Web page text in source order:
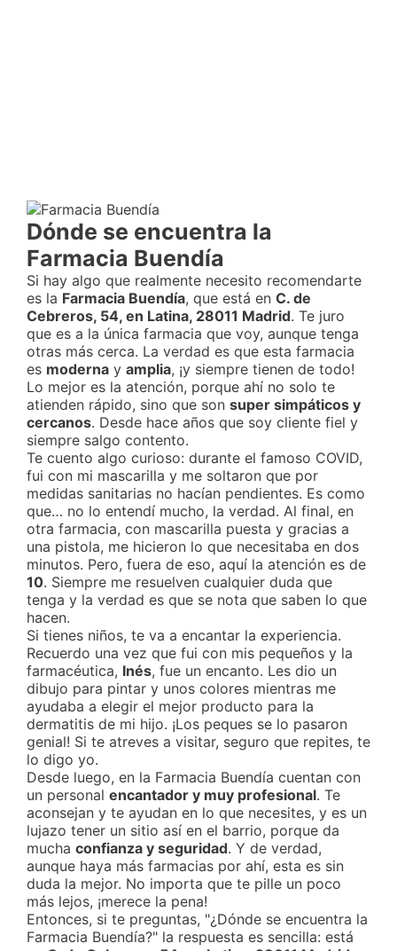
Dónde se encuentra la
Farmacia Buendía
Si hay algo que realmente necesito recomendarte
es la Farmacia Buendía, que está en C. de
Cebreros, 54, en Latina, 28011 Madrid. Te juro
que es a la única farmacia que voy, aunque tenga
otras más cerca. La verdad es que esta farmacia
es moderna y amplia, ¡y siempre tienen de todo!
Lo mejor es la atención, porque ahí no solo te
atienden rápido, sino que son super simpáticos y
cercanos. Desde hace años que soy cliente fiel y
siempre salgo contento.
Te cuento algo curioso: durante el famoso COVID,
fui con mi mascarilla y me soltaron que por
medidas sanitarias no hacían pendientes. Es como
que… no lo entendí mucho, la verdad. Al final, en
otra farmacia, con mascarilla puesta y gracias a
una pistola, me hicieron lo que necesitaba en dos
minutos. Pero, fuera de eso, aquí la atención es de
10. Siempre me resuelven cualquier duda que
tenga y la verdad es que se nota que saben lo que
hacen.
Si tienes niños, te va a encantar la experiencia.
Recuerdo una vez que fui con mis pequeños y la
farmacéutica, Inés, fue un encanto. Les dio un
dibujo para pintar y unos colores mientras me
ayudaba a elegir el mejor producto para la
dermatitis de mi hijo. ¡Los peques se lo pasaron
genial! Si te atreves a visitar, seguro que repites, te
lo digo yo.
Desde luego, en la Farmacia Buendía cuentan con
un personal encantador y muy profesional. Te
aconsejan y te ayudan en lo que necesites, y es un
lujazo tener un sitio así en el barrio, porque da
mucha confianza y seguridad. Y de verdad,
aunque haya más farmacias por ahí, esta es sin
duda la mejor. No importa que te pille un poco
más lejos, ¡merece la pena!
Entonces, si te preguntas, "¿Dónde se encuentra la
Farmacia Buendía?" la respuesta es sencilla: está